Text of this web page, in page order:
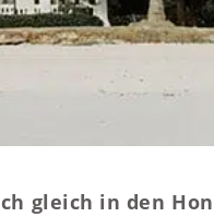
gleich in den